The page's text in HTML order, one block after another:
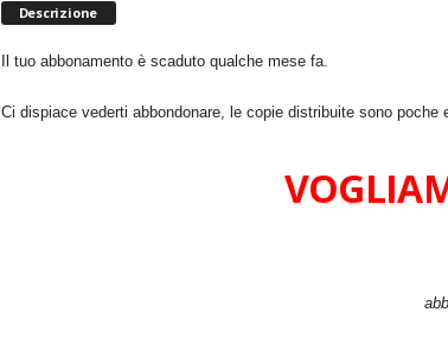
Descrizione
Il tuo abbonamento è scaduto qualche mese fa.
Ci dispiace vederti abbondonare, le copie distribuite sono